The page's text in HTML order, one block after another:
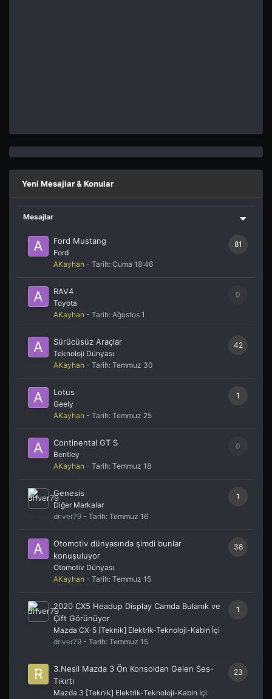
Yeni Mesajlar & Konular
Mesajlar
81
Ford Mustang
Ford
AKayhan - Tarih: Cuma 18:46
0
RAV4
Toyota
AKayhan - Tarih: Ağustos 1
42
Sürücüsüz Araçlar
Teknoloji Dünyası
AKayhan - Tarih: Temmuz 30
1
Lotus
Geely
AKayhan - Tarih: Temmuz 25
0
Continental GT S
Bentley
AKayhan - Tarih: Temmuz 18
1
Genesis
Diğer Markalar
driver79 - Tarih: Temmuz 16
38
Otomotiv dünyasında şimdi bunlar
konuşuluyor
Otomotiv Dünyası
AKayhan - Tarih: Temmuz 15
1
2020 CX5 Headup Display Camda Bulanık ve
Çift Görünüyor
Mazda CX-5 [Teknik] Elektrik-Teknoloji-Kabin İçi
driver79 - Tarih: Temmuz 15
23
3.Nesil Mazda 3 Ön Konsoldan Gelen Ses-
Tıkırtı
Mazda 3 [Teknik] Elektrik-Teknoloji-Kabin İçi